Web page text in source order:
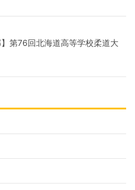
】第76回北海道高等学校柔道大